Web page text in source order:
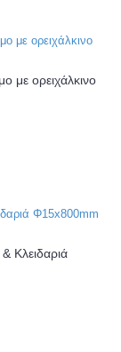
με ορειχάλκινο
Κλειδαριά